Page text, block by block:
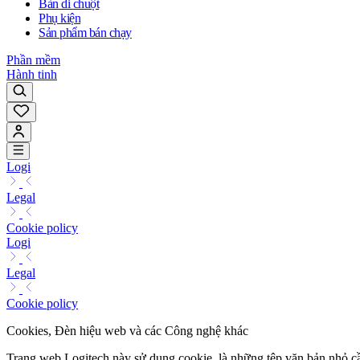
Bàn di chuột
Phụ kiện
Sản phẩm bán chạy
Phần mềm
Hành tinh
Logi
Legal
Cookie policy
Logi
Legal
Cookie policy
Cookies, Đèn hiệu web và các Công nghệ khác